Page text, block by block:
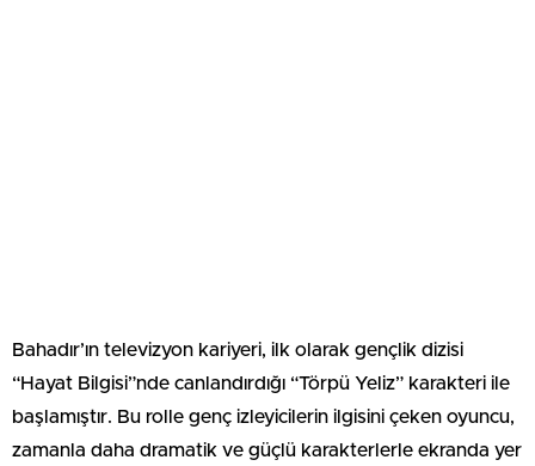
Bahadır’ın televizyon kariyeri, ilk olarak gençlik dizisi
“Hayat Bilgisi”nde canlandırdığı “Törpü Yeliz” karakteri ile
başlamıştır. Bu rolle genç izleyicilerin ilgisini çeken oyuncu,
zamanla daha dramatik ve güçlü karakterlerle ekranda yer